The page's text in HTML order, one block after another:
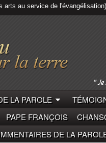
arts au service de l'évangélisation)
LA PAROLE
PAPE FRANÇOIS
DE LA